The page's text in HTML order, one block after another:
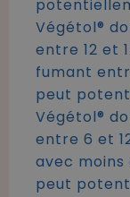
Végétol®
entre 12 et
fumant
peut
Végétol®
entre 6 et
avec moins
peut